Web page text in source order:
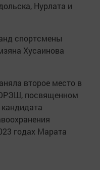
Нурлата и
спортсмены
Хусаинова
второе место в
посвященном
годах Марата